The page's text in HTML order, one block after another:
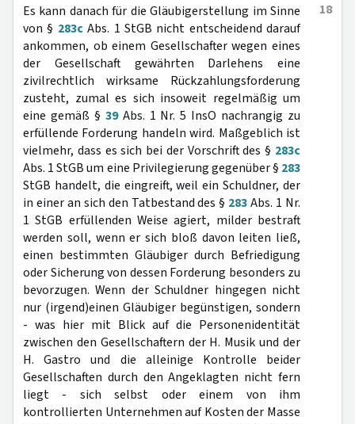
18
Es kann danach für die Gläubigerstellung im Sinne
von § 283cAbs. 1 StGB nicht entscheidend darauf
ankommen, ob einem Gesellschafter wegen eines
der Gesellschaft gewährten Darlehens eine
zivilrechtlich wirksame Rückzahlungsforderung
zusteht, zumal es sich insoweit regelmäßig um
eine gemäß § 39Abs. 1 Nr. 5 InsO nachrangig zu
erfüllende Forderung handeln wird. Maßgeblich ist
vielmehr, dass es sich bei der Vorschrift des § 283c
Abs. 1 StGB um eine Privilegierung gegenüber § 283
StGB handelt, die eingreift, weil ein Schuldner, der
in einer an sich den Tatbestand des § 283Abs. 1 Nr.
1 StGB erfüllenden Weise agiert, milder bestraft
werden soll, wenn er sich bloß davon leiten ließ,
einen bestimmten Gläubiger durch Befriedigung
oder Sicherung von dessen Forderung besonders zu
bevorzugen. Wenn der Schuldner hingegen nicht
nur (irgend)einen Gläubiger begünstigen, sondern
- was hier mit Blick auf die Personenidentität
zwischen den Gesellschaftern der H. Musik und der
H. Gastro und die alleinige Kontrolle beider
Gesellschaften durch den Angeklagten nicht fern
liegt - sich selbst oder einem von ihm
kontrollierten Unternehmen auf Kosten der Masse